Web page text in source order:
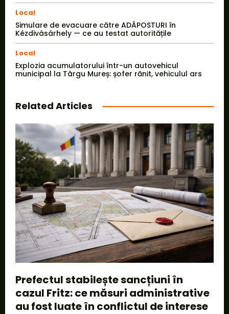
Local
Simulare de evacuare către ADĂPOSTURI în
Kézdivásárhely — ce au testat autoritățile
Local
Explozia acumulatorului într-un autovehicul
municipal la Târgu Mureș: șofer rănit, vehiculul ars
Related Articles
Prefectul stabilește sancțiuni în
cazul Fritz: ce măsuri administrative
au fost luate în conflictul de interese